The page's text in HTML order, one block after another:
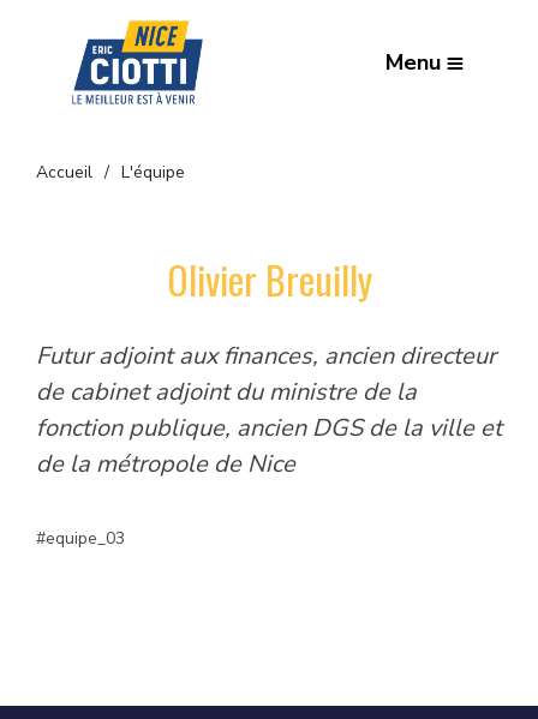
Menu
Accueil L'équipe
Olivier Breuilly
Futur adjoint aux finances, ancien directeur
de cabinet adjoint du ministre de la
fonction publique, ancien DGS de la ville et
de la métropole de Nice
equipe_03